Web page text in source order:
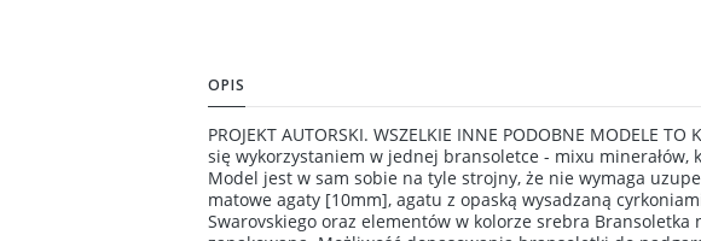
OPIS
PROJEKT AUTORSKI. WSZELKIE INNE PODOBNE MODELE
się wykorzystaniem w jednej bransoletce - mixu minerałów,
Model jest w sam sobie na tyle strojny, że nie wymaga
matowe agaty [10mm], agatu z opaską wysadzaną
Swarovskiego oraz elementów w kolorze srebra